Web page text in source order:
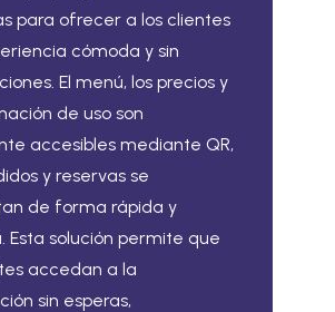
para ofrecer a los clientes
cómoda y sin
El menú, los precios y
de uso son
accesibles mediante QR,
y reservas se
de forma rápida y
Esta solución permite que
accedan a la
sin esperas,